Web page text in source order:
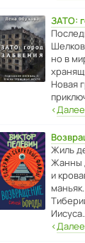
ЗАТО:
но в
Новая
‹Далее
Жиль
Жанны
и
‹Далее